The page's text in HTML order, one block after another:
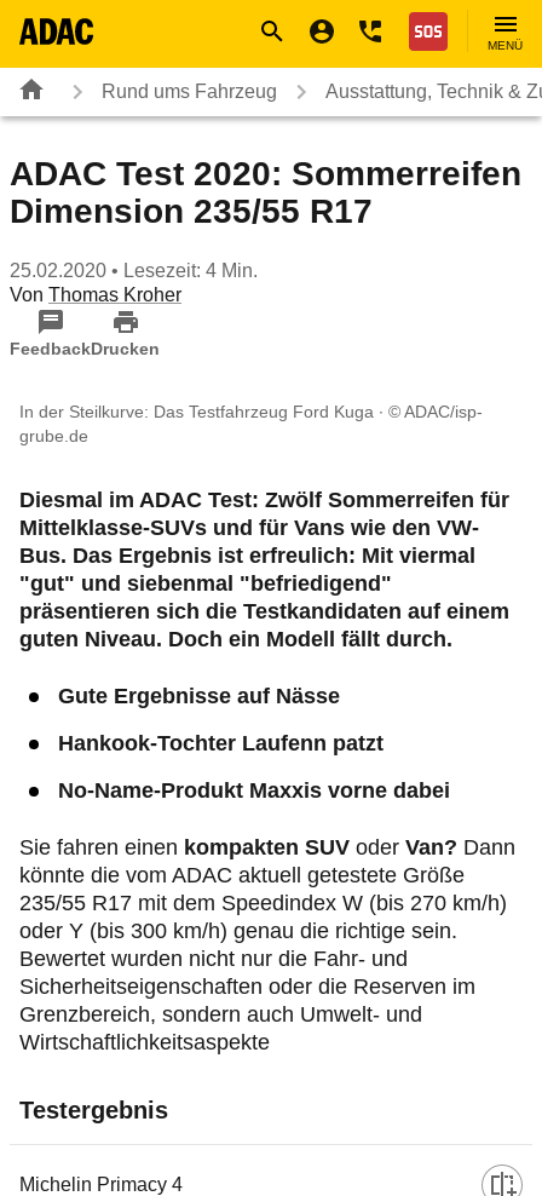
Nothilfe
MENÜ
Rund ums Fahrzeug Ausstattung, Technik &
ADAC Test 2020: Sommerreifen
Dimension 235/55 R17
25.02.2020 • Lesezeit: 4 Min.
Von Thomas Kroher
FeedbackDrucken
In der Steilkurve: Das Testfahrzeug Ford Kuga
© ADAC/isp-
grube.de
Diesmal im ADAC Test: Zwölf Sommerreifen für
Mittelklasse-SUVs und für Vans wie den VW-
Bus. Das Ergebnis ist erfreulich: Mit viermal
"gut" und siebenmal "befriedigend"
präsentieren sich die Testkandidaten auf einem
guten Niveau. Doch ein Modell fällt durch.
Gute Ergebnisse auf Nässe
Hankook-Tochter Laufenn patzt
No-Name-Produkt Maxxis vorne dabei
Sie fahren einen kompakten SUV oder Van? Dann
könnte die vom ADAC aktuell getestete Größe
235/55 R17 mit dem Speedindex W (bis 270 km/h)
oder Y (bis 300 km/h) genau die richtige sein.
Bewertet wurden nicht nur die Fahr- und
Sicherheitseigenschaften oder die Reserven im
Grenzbereich, sondern auch Umwelt- und
Wirtschaftlichkeitsaspekte
Testergebnis
Hersteller/Modell
Michelin Primacy 4